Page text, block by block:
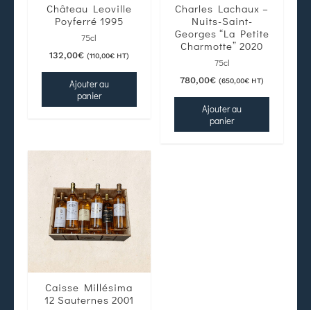
Château Leoville
Poyferré 1995
75cl
132,00€ (110,00€HT)
Ajouter au
panier
Charles Lachaux –
Nuits-Saint-
Georges “La Petite
Charmotte” 2020
75cl
780,00€ (650,00€ HT)
Ajouter au
panier
Caisse Millésima
12 Sauternes 2001